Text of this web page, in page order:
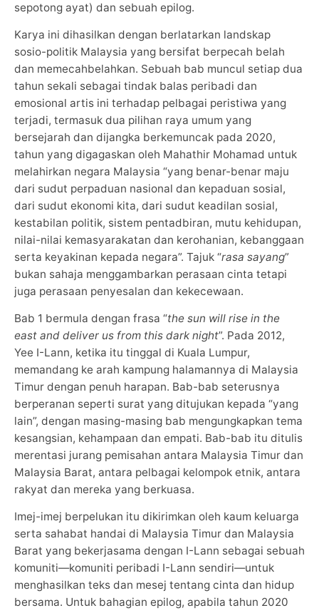
sepotong ayat) dan sebuah epilog.
Karya ini dihasilkan dengan berlatarkan landskap
sosio-politik Malaysia yang bersifat berpecah belah
dan memecahbelahkan. Sebuah bab muncul setiap dua
tahun sekali sebagai tindak balas peribadi dan
emosional artis ini terhadap pelbagai peristiwa yang
terjadi, termasuk dua pilihan raya umum yang
bersejarah dan dijangka berkemuncak pada 2020,
tahun yang digagaskan oleh Mahathir Mohamad untuk
melahirkan negara Malaysia “yang benar-benar maju
dari sudut perpaduan nasional dan kepaduan sosial,
dari sudut ekonomi kita, dari sudut keadilan sosial,
kestabilan politik, sistem pentadbiran, mutu kehidupan,
nilai-nilai kemasyarakatan dan kerohanian, kebanggaan
serta keyakinan kepada negara”. Tajuk “rasa sayang”
bukan sahaja menggambarkan perasaan cinta tetapi
juga perasaan penyesalan dan kekecewaan.
Bab 1 bermula dengan frasa “the sun will rise in the
east and deliver us from this dark night”. Pada 2012,
Yee I-Lann, ketika itu tinggal di Kuala Lumpur,
memandang ke arah kampung halamannya di Malaysia
Timur dengan penuh harapan. Bab-bab seterusnya
berperanan seperti surat yang ditujukan kepada “yang
lain”, dengan masing-masing bab mengungkapkan tema
kesangsian, kehampaan dan empati. Bab-bab itu ditulis
merentasi jurang pemisahan antara Malaysia Timur dan
Malaysia Barat, antara pelbagai kelompok etnik, antara
rakyat dan mereka yang berkuasa.
Imej-imej berpelukan itu dikirimkan oleh kaum keluarga
serta sahabat handai di Malaysia Timur dan Malaysia
Barat yang bekerjasama dengan I-Lann sebagai sebuah
komuniti—komuniti peribadi I-Lann sendiri—untuk
menghasilkan teks dan mesej tentang cinta dan hidup
bersama. Untuk bahagian epilog, apabila tahun 2020